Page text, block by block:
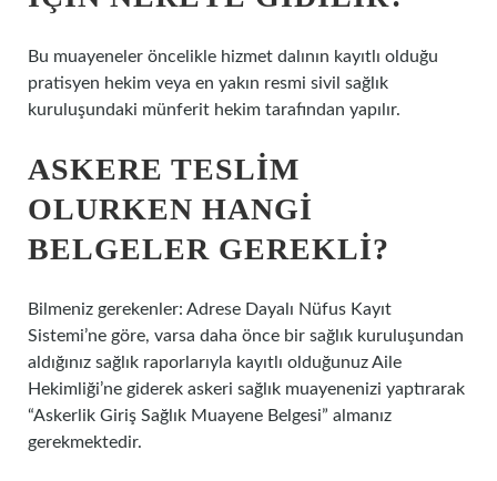
Bu muayeneler öncelikle hizmet dalının kayıtlı olduğu
pratisyen hekim veya en yakın resmi sivil sağlık
kuruluşundaki münferit hekim tarafından yapılır.
ASKERE TESLIM
OLURKEN HANGI
BELGELER GEREKLI?
Bilmeniz gerekenler: Adrese Dayalı Nüfus Kayıt
Sistemi’ne göre, varsa daha önce bir sağlık kuruluşundan
aldığınız sağlık raporlarıyla kayıtlı olduğunuz Aile
Hekimliği’ne giderek askeri sağlık muayenenizi yaptırarak
“Askerlik Giriş Sağlık Muayene Belgesi” almanız
gerekmektedir.